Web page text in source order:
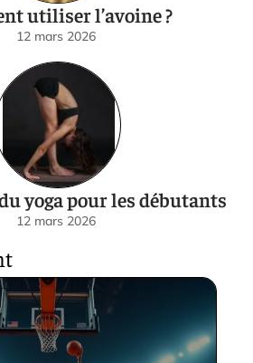
utiliser l’avoine ?
12 mars 2026
yoga pour les débutants
12 mars 2026